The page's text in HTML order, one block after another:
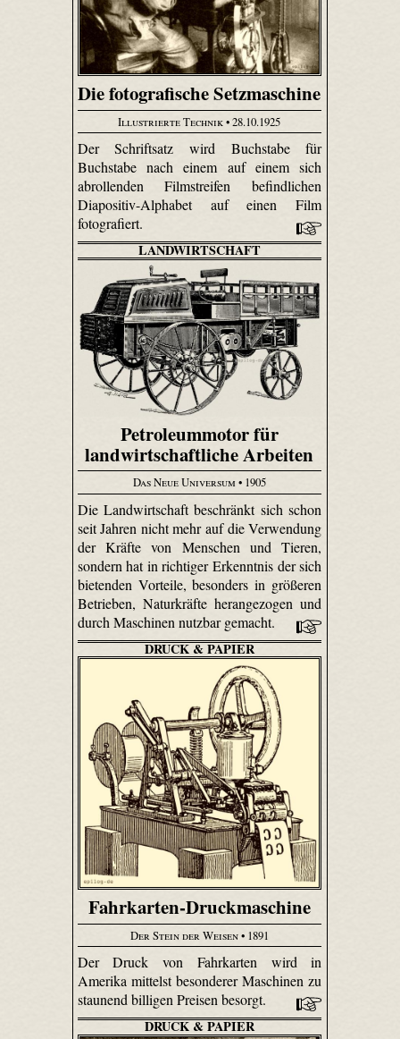
Die fotografische Setzmaschine
Illustrierte Technik• 28.10.1925
Der Schriftsatz wird Buchstabe für
Buchstabe nach einem auf einem sich
abrollenden Filmstreifen befindlichen
Diapositiv-Alphabet auf einen Film
fotografiert.
LANDWIRTSCHAFT
Petroleummotor für
landwirtschaftliche Arbeiten
Das Neue Universum • 1905
Die Landwirtschaft beschränkt sich schon
seit Jahren nicht mehr auf die Verwendung
der Kräfte von Menschen und Tieren,
sondern hat in richtiger Erkenntnis der sich
bietenden Vorteile, besonders in größeren
Betrieben, Naturkräfte herangezogen und
durch Maschinen nutzbar gemacht.
DRUCK & PAPIER
Fahrkarten-Druckmaschine
Der Stein der Weisen• 1891
Der Druck von Fahrkarten wird in
Amerika mittelst besonderer Maschinen zu
staunend billigen Preisen besorgt.
DRUCK & PAPIER